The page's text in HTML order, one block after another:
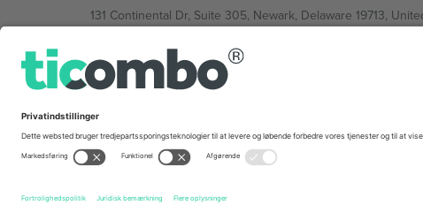
131 Continental Dr, Suite 305, Newark, Delaware 19713,
Bulgaria
Regus Sofia City West, bul Totleben 53-55, 1606 Sofia, Bulgaria
Av Chapultepec 360, Roma Norte, Cuauhtémoc, 06700
© 2026 Ticombo. Alle rettigheder forbeholdes.